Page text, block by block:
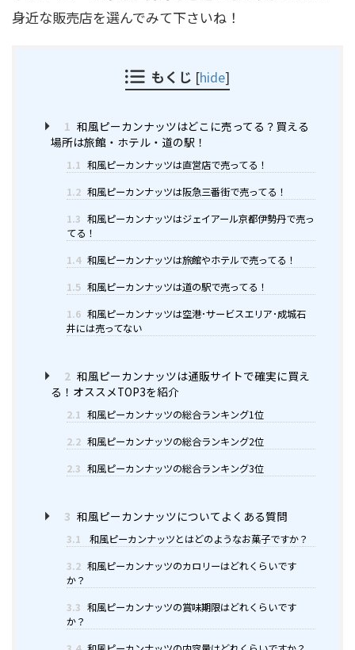
身近な販売店を選んでみて下さいね！
もくじ [hide]
1 和風ピーカンナッツはどこに売ってる？買える
場所は旅館・ホテル・道の駅！
1.1 和風ピーカンナッツは直営店で売ってる！
1.2 和風ピーカンナッツは阪急三番街で売ってる！
1.3 和風ピーカンナッツはジェイアール京都伊勢丹で売っ
てる！
1.4 和風ピーカンナッツは旅館やホテルで売ってる！
1.5 和風ピーカンナッツは道の駅で売ってる！
1.6 和風ピーカンナッツは空港･サービスエリア･成城石
井には売ってない
2 和風ピーカンナッツは通販サイトで確実に買え
る！オススメTOP3を紹介
2.1 和風ピーカンナッツの総合ランキング1位
2.2 和風ピーカンナッツの総合ランキング2位
2.3 和風ピーカンナッツの総合ランキング3位
3 和風ピーカンナッツについてよくある質問
3.1
和風ピーカンナッツとはどのようなお菓子ですか？
3.2 和風ピーカンナッツのカロリーはどれくらいです
か？
3.3 和風ピーカンナッツの賞味期限はどれくらいです
か？